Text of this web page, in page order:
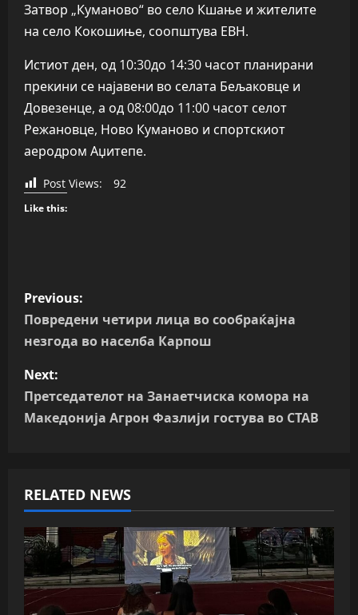
Затвор „Куманово“ во село Кшање и жителите
на село Кокошиње, соопштува ЕВН.
Истиот ден, од 10:30до 14:30 часот планирани
прекини се најавени во селата Бељаковце и
Довезенце, а од 08:00до 11:00 часот селот
Режановце, Ново Куманово и спортскиот
аеродром Аџитепе.
Post Views: 92
Like this:
P
o
t
n
v
i
g
a
Previous:
Повредени четири лица во сообраќајна
незгода во населба Карпош
Next:
Претседателот на Занаетчиска комора на
Македонија Агрон Фазлији гостува во СТАВ
RELATED NEWS